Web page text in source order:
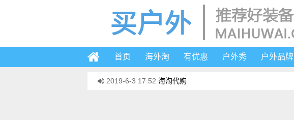
首页 海外淘 有优惠 户外秀 户外品牌
2019-6-3 17:52 海淘代购